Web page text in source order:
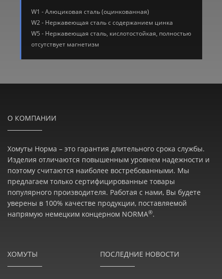
W1 - Алюциковая сталь (оцинкованная)
W2 - Нержавеющая сталь с содержанием цинка
W5 - Нержавеющая сталь, кислотостойкая, полностью
отсутствует магнетизм
О КОМПАНИИ
Хомуты Норма – это гарантия длительного срока службы.
Изделия отличаются повышенным уровнем надежности и
поэтому считаются наиболее востребованными. Мы
предлагаем только сертифицированные товары
популярного производителя. Работая с нами, Вы будете
уверены в 100% качестве продукции, поставляемой
напрямую немецким концерном NORMA®.
ХОМУТЫ ПОСЛЕДНИЕ НОВОСТИ